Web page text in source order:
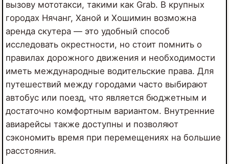
вызову мототакси, такими как Grab. В крупных
городах Нячанг, Ханой и Хошимин возможна
аренда скутера — это удобный способ
исследовать окрестности, но стоит помнить о
правилах дорожного движения и необходимости
иметь международные водительские права. Для
путешествий между городами часто выбирают
автобус или поезд, что является бюджетным и
достаточно комфортным вариантом. Внутренние
авиарейсы также доступны и позволяют
сэкономить время при перемещениях на большие
расстояния.